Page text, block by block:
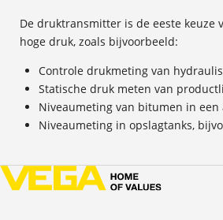
De druktransmitter is de eeste keuze
hoge druk, zoals bijvoorbeeld:
Controle drukmeting van
Statische druk meten van
Niveaumeting van bitumen in
Niveaumeting in opslagtanks,